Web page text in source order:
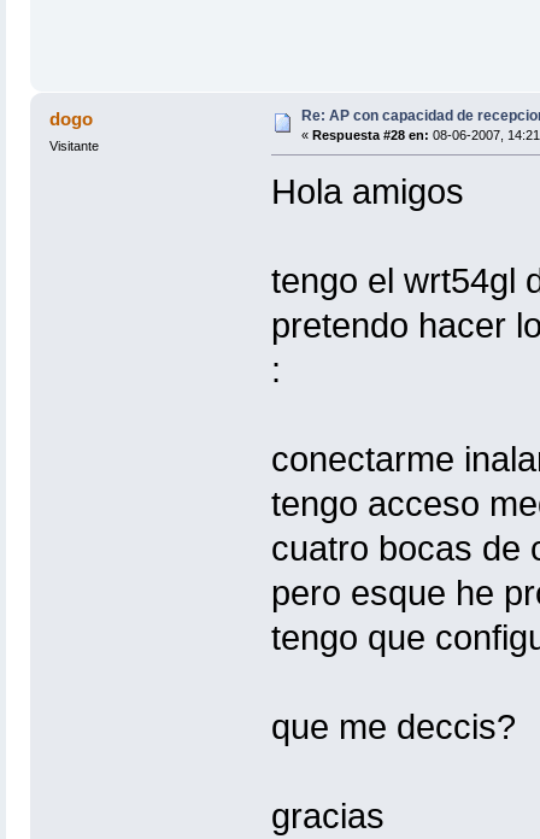
dogo
Visitante
Re: AP con capacidad de
« Respuesta #28 en: 08-06-2007,
Hola amigos
tengo el wrt54gl
pretendo hacer
:
conectarme
tengo acceso
cuatro bocas de
pero esque he
tengo que
que me deccis?
gracias